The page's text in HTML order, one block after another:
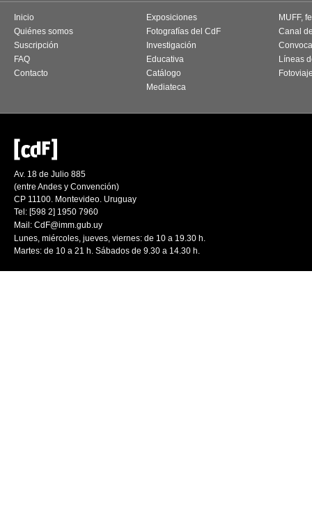
Inicio
Quiénes somos
Suscripción
FAQ
Contacto
Exposiciones
Fotografías del CdF
Investigación
Educativa
Catálogo
Mediateca
MUFF,
Canal
Líneas
Av. 18 de Julio 885
(entre Andes y Convención)
CP 11100. Montevideo. Uruguay
Tel: [598 2] 1950 7960
Mail: CdF@imm.gub.uy
Lunes, miércoles, jueves, viernes: de 10 a 19.30 h.
Martes: de 10 a 21 h. Sábados de 9.30 a 14.30 h.